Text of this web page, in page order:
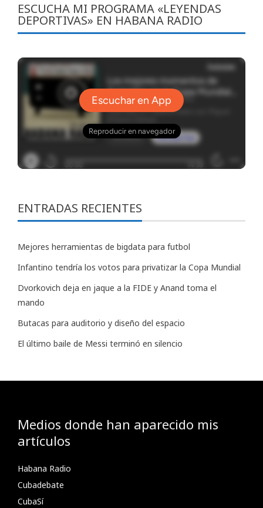
ESCUCHA MI PROGRAMA «LEYENDAS
DEPORTIVAS» EN HABANA RADIO
ENTRADAS RECIENTES
Mejores herramientas de bigdata para futbol
Infantino tendría los votos para privatizar la Copa Mundial
Dvorkovich deja en jaque a la FIDE y Anand toma el
mando
Butacas para auditorio y diseño del espacio
El último baile de Messi terminó en silencio
Medios donde han aparecido mis
artículos
Habana Radio
Cubadebate
CubaSí